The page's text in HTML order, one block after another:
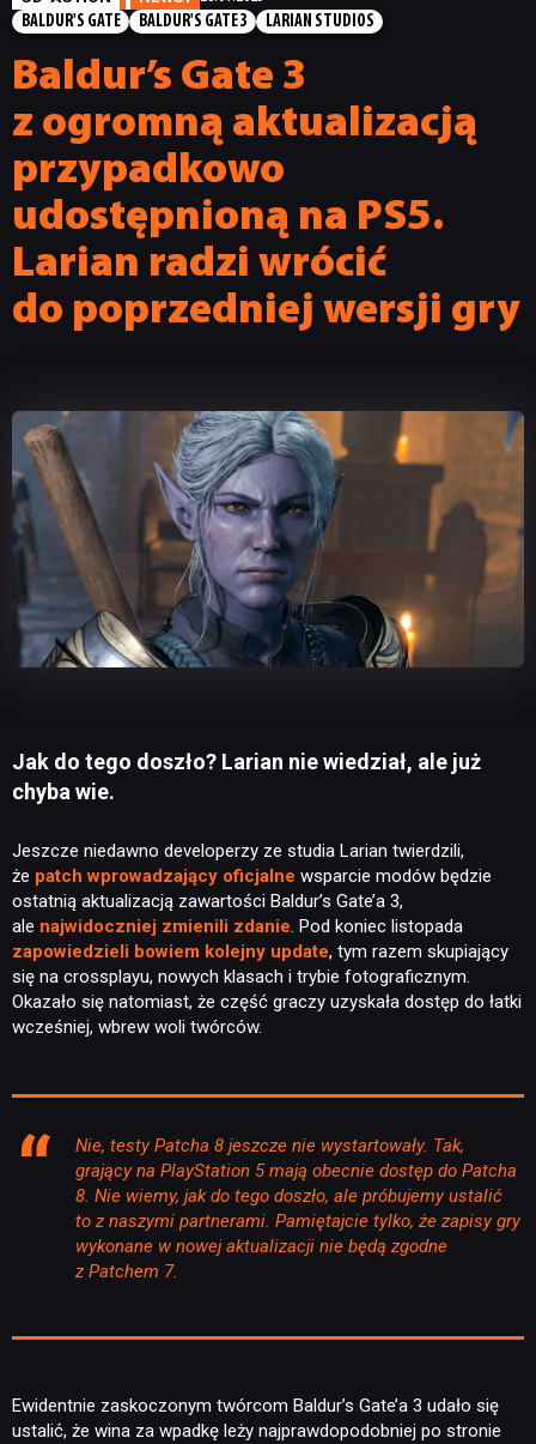
BALDUR'S GATE
BALDUR'S GATE 3 LARIAN STUDIOS
Baldur’s Gate 3
z ogromną aktualizacją
przypadkowo
udostępnioną na PS5.
Larian radzi wrócić
do poprzedniej wersji gry
Jak do tego doszło? Larian nie wiedział, ale już
chyba wie.
Jeszcze niedawno developerzy ze studia Larian twierdzili,
że patch wprowadzający oficjalne wsparcie modów będzie
ostatnią aktualizacją zawartości Baldur’s Gate’a 3,
ale najwidoczniej zmienili zdanie. Pod koniec listopada
zapowiedzieli bowiem kolejny update, tym razem skupiający
się na crossplayu, nowych klasach i trybie fotograficznym.
Okazało się natomiast, że część graczy uzyskała dostęp do łatki
wcześniej, wbrew woli twórców.
Nie, testy Patcha 8 jeszcze nie wystartowały. Tak,
grający na PlayStation 5 mają obecnie dostęp do Patcha
8. Nie wiemy, jak do tego doszło, ale próbujemy ustalić
to z naszymi partnerami. Pamiętajcie tylko, że zapisy gry
wykonane w nowej aktualizacji nie będą zgodne
z Patchem 7.
Ewidentnie zaskoczonym twórcom Baldur’s Gate’a 3 udało się
ustalić, że wina za wpadkę leży najprawdopodobniej po stronie